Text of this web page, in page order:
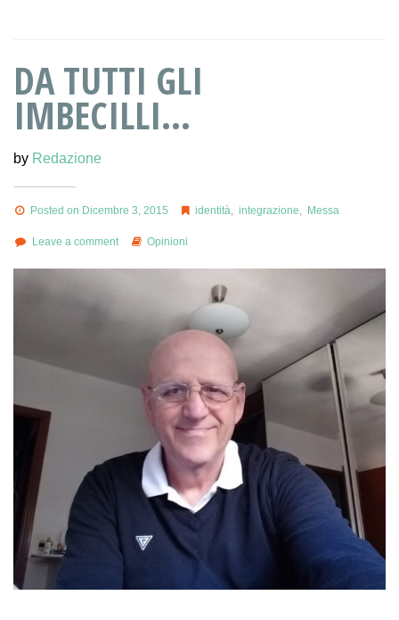
DA TUTTI GLI
IMBECILLI…
by Redazione
Posted on Dicembre 3, 2015 identità ,integrazione Messa
Leave a comment Opinioni